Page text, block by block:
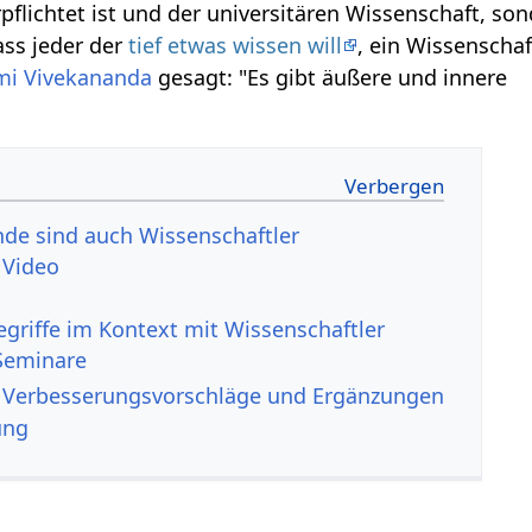
ist und der universitären Wissenschaft,
jeder dertief etwas wissen will
, ein
Vivekananda gesagt: "Es gibt äußere und innere
sind auch Wissenschaftler
Video
Verbesserungsvorschläge und Ergänzungen